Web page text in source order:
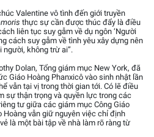
Valentine vô tình đến giới truyền
thực sự cần được thúc đẩy là điều
liên tục suy gẫm về dụ ngôn ‘Người
cách suy gẫm về tình yêu xây dựng nên
không trừ ai”.
Dolan, Tổng giám mục New York, đã
Giáo Hoàng Phanxicô vào sinh nhật lần
vẫn tại vị trong thời gian tới. Có lẽ điều
sự thận trọng và quyền lực trong các
tư giữa các giám mục Công Giáo
Hoàng vẫn giữ nguyên việc chỉ định
là một bài tập về nhà làm rõ ràng từ